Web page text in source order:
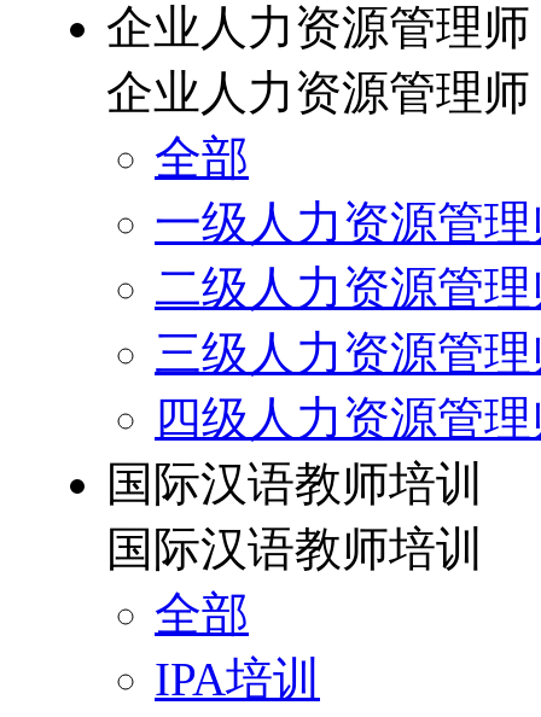
企业人力资源管理师
企业人力资源管理师
全部
一级人力资源管
二级人力资源管
三级人力资源管
四级人力资源管
国际汉语教师培训
国际汉语教师培训
全部
IPA培训